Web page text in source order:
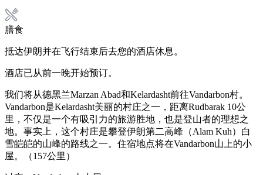
膳食
抵达伊朗并在飞行结束后去您的酒店休息。
酒店已从前一晚开始预订。
我们将从德黑兰Marzan Abad和Kelardasht前往Vandarbon村。
Vandarbon是Kelardasht美丽的村庄之一，距离Rudbarak 10公
里，不仅是一个有吸引力的旅游胜地，也是登山者的理想之
地。事实上，这个村庄是攀登伊朗第二高峰（Alam Kuh）白
雪皑皑的山峰的路线之一。住宿地点将在Vandarbon山上的小
屋。（157公里）